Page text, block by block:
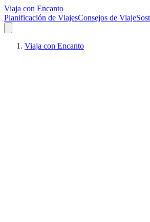
Viaja con Encanto
Planificación de ViajesConsejos de Viaje
Viaja con Encanto